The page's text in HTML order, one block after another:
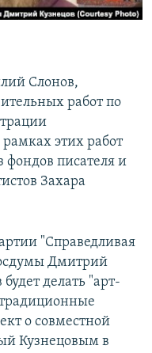
Слонов,
работ по
этих работ
фондов писателя и
Захара
"Справедливая
Дмитрий
делать "арт-
о совместной
Кузнецовым в